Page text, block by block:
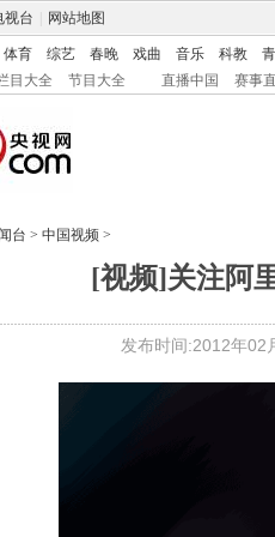
视台 网站地图
体育 综艺 春晚 戏曲 音乐 科教
目大全 节目大全 直播中国 赛事
台 > 中国视频 >
[视频]关注阿
发布时间:2012年02